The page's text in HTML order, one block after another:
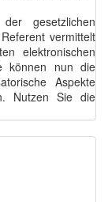
gesetzlichen
vermittelt
elektronischen
können nun die
Aspekte
Nutzen Sie die